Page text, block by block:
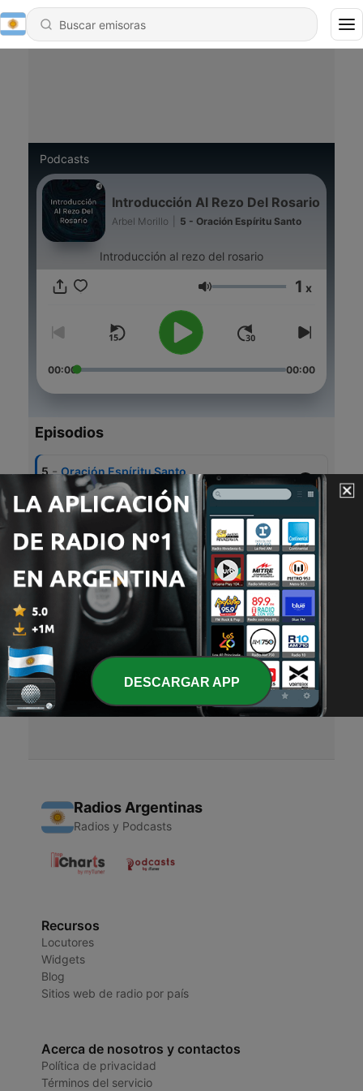
Podcasts
Introducción Al Rezo Del Rosario
Arbel Morillo 5 - Oración Espíritu Santo
Introducción al rezo del rosario
Volumen 1 x
00:00 00:00
Episodios
5 - Oración Espíritu Santo
23 mayo 2021
21 mayo 2021
3 - Mensaje de navidad 3
12 dic. 2020
2 - Mensaje de navidad
12 dic. 2020
1 - Introducción Rosario Misterios Gloriosos
01 nov. 2020
Radios Argentinas
Radios y Podcasts
Recursos
Locutores
Widgets
Blog
Sitios web de radio por país
Acerca de nosotros y contactos
Política de privacidad
Términos del servicio
DESCARGAR APP